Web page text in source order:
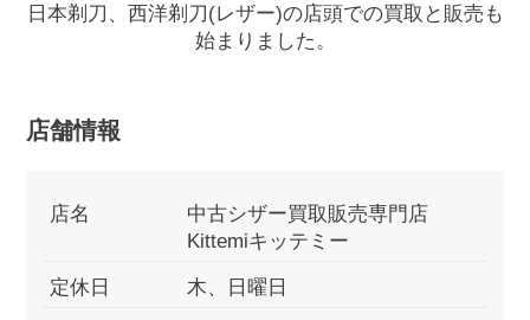
日本剃刀、西洋剃刀(レザー)の店頭での買取と販売も
始まりました。
店舗情報
店名
中古シザー買取販売専門店
Kittemiキッテミー
定休日 木、日曜日